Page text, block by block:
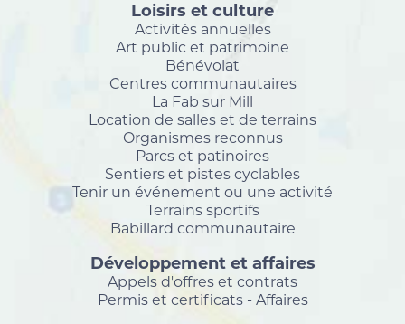
Loisirs et culture
Activités annuelles
Art public et patrimoine
Bénévolat
Centres communautaires
La Fab sur Mill
Location de salles et de terrains
Organismes reconnus
Parcs et patinoires
Sentiers et pistes cyclables
Tenir un événement ou une activité
Terrains sportifs
Babillard communautaire
Développement et affaires
Appels d'offres et contrats
Permis et certificats - Affaires